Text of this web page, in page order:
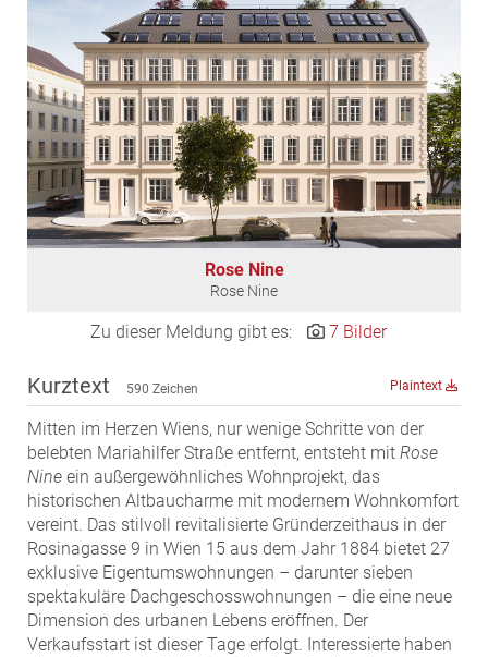
EPHIC Group
epmedia Werbeagentur
ESTINA Immobilien
Greystar
Grossmann + Kaswurm Immobilien
Gutwerk Immobilien Treuhand
HANDLER Gruppe
HNP architects
IMMOBILIEN MAGAZIN VERLAG
IMMOcontract
KOBAN SÜDVERS
MST Muhr
ÖKO-Wohnbau
PAYUCA
Raiffeisen Property Holding International
Salon Real
Rose Nine
Rose Nine
Zu dieser Meldung gibt es: 7 Bilder
Kurztext 590 Zeichen Plaintext
Mitten im Herzen Wiens, nur wenige Schritte von der
belebten Mariahilfer Straße entfernt, entsteht mit Rose
Nine ein außergewöhnliches Wohnprojekt, das
historischen Altbaucharme mit modernem Wohnkomfort
vereint. Das stilvoll revitalisierte Gründerzeithaus in der
Rosinagasse 9 in Wien 15 aus dem Jahr 1884 bietet 27
exklusive Eigentumswohnungen – darunter sieben
spektakuläre Dachgeschosswohnungen – die eine neue
Dimension des urbanen Lebens eröffnen. Der
Verkaufsstart ist dieser Tage erfolgt. Interessierte haben